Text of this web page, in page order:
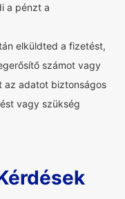
a pénzt a
elküldted a fizetést,
számot vagy
az adatot biztonságos
vagy szükség